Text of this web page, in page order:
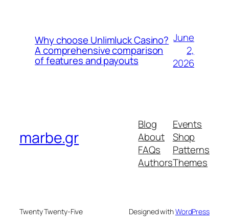
Why choose Unlimluck Casino?
A comprehensive comparison
of features and payouts
June
2,
2026
marbe.gr
Blog
About
FAQs
Authors
Events
Shop
Patterns
Themes
Twenty Twenty-Five Designed withWordPress